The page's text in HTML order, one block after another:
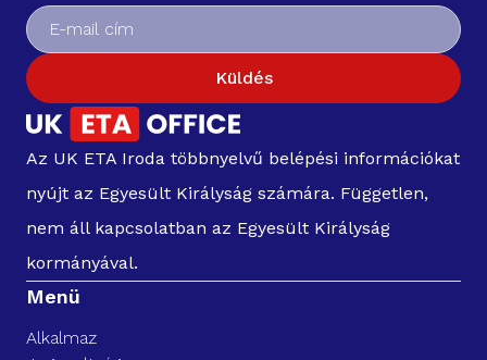
Küldés
Az UK ETA Iroda többnyelvű belépési információkat
nyújt az Egyesült Királyság számára. Független,
nem áll kapcsolatban az Egyesült Királyság
kormányával.
Menü
Alkalmaz